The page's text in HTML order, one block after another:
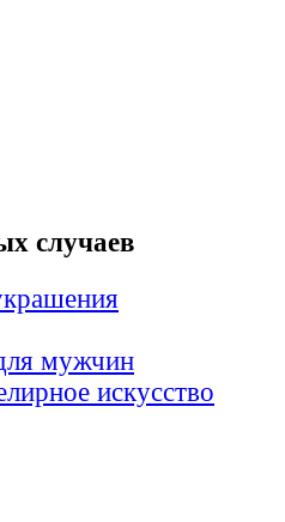
случаев
мужчин
искусство